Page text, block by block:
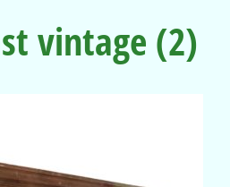
vintage (2)